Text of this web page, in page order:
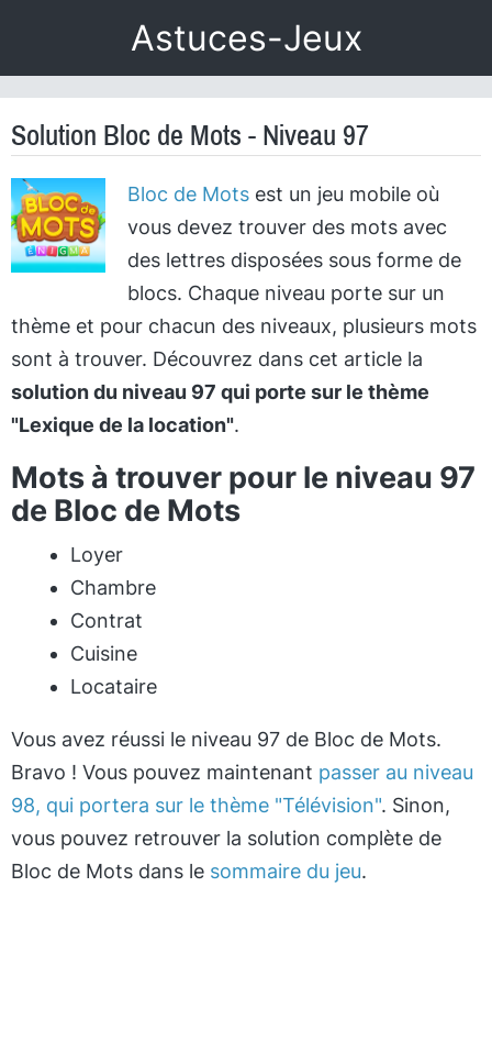
Astuces-Jeux
Solution Bloc de Mots - Niveau 97
Bloc de Motsest un jeu mobile où
vous devez trouver des mots avec
des lettres disposées sous forme de
blocs. Chaque niveau porte sur un
thème et pour chacun des niveaux, plusieurs mots
sont à trouver. Découvrez dans cet article la
solution du niveau 97 qui porte sur le thème
"Lexique de la location".
Mots à trouver pour le niveau 97
de Bloc de Mots
Loyer
Chambre
Contrat
Cuisine
Locataire
Vous avez réussi le niveau 97 de Bloc de Mots.
Bravo ! Vous pouvez maintenant passer au niveau
98, qui portera sur le thème "Télévision". Sinon,
vous pouvez retrouver la solution complète de
Bloc de Mots dans le sommaire du jeu.